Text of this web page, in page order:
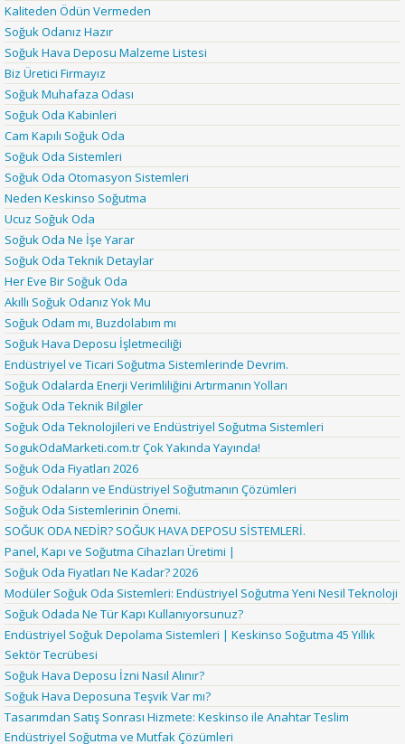
Kaliteden Ödün Vermeden
Soğuk Odanız Hazır
Soğuk Hava Deposu Malzeme Listesi
Biz Üretici Firmayız
Soğuk Muhafaza Odası
Soğuk Oda Kabinleri
Cam Kapılı Soğuk Oda
Soğuk Oda Sistemleri
Soğuk Oda Otomasyon Sistemleri
Neden Keskinso Soğutma
Ucuz Soğuk Oda
Soğuk Oda Ne İşe Yarar
Soğuk Oda Teknik Detaylar
Her Eve Bir Soğuk Oda
Akıllı Soğuk Odanız Yok Mu
Soğuk Odam mı, Buzdolabım mı
Soğuk Hava Deposu İşletmeciliği
Endüstriyel ve Ticari Soğutma Sistemlerinde Devrim.
Soğuk Odalarda Enerji Verimliliğini Artırmanın Yolları
Soğuk Oda Teknik Bilgiler
Soğuk Oda Teknolojileri ve Endüstriyel Soğutma Sistemleri
SogukOdaMarketi.com.tr Çok Yakında Yayında!
Soğuk Oda Fiyatları 2026
Soğuk Odaların ve Endüstriyel Soğutmanın Çözümleri
Soğuk Oda Sistemlerinin Önemi.
SOĞUK ODA NEDİR? SOĞUK HAVA DEPOSU SİSTEMLERİ.
Panel, Kapı ve Soğutma Cihazları Üretimi |
Soğuk Oda Fiyatları Ne Kadar? 2026
Modüler Soğuk Oda Sistemleri: Endüstriyel Soğutma Yeni Nesil Teknoloji
Soğuk Odada Ne Tür Kapı Kullanıyorsunuz?
Endüstriyel Soğuk Depolama Sistemleri | Keskinso Soğutma 45 Yıllık
Sektör Tecrübesi
Soğuk Hava Deposu İzni Nasıl Alınır?
Soğuk Hava Deposuna Teşvik Var mı?
Tasarımdan Satış Sonrası Hizmete: Keskinso ile Anahtar Teslim
Endüstriyel Soğutma ve Mutfak Çözümleri